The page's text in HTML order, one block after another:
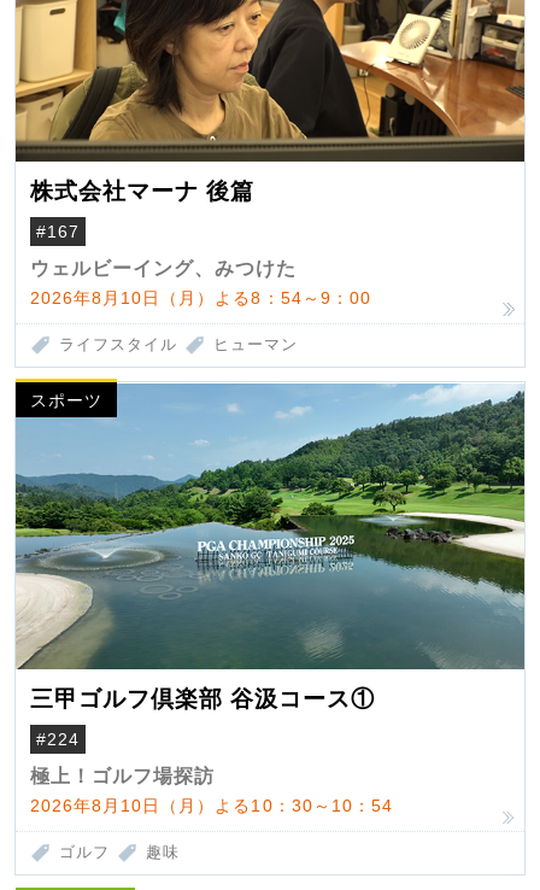
株式会社マーナ 後篇
#167
ウェルビーイング、みつけた
2026年8月10日（月）よる8：54～9：00
ライフスタイル ヒューマン
スポーツ
三甲ゴルフ倶楽部 谷汲コース①
#224
極上！ゴルフ場探訪
2026年8月10日（月）よる10：30～10：54
ゴルフ 趣味